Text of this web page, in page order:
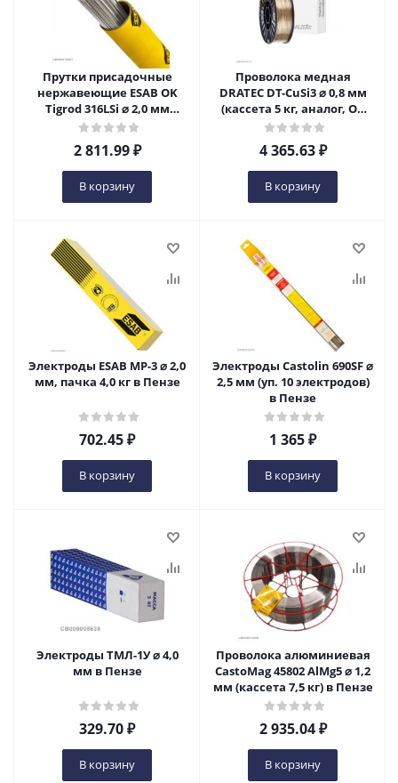
Прутки присадочные
нержавеющие ESAB OK
Tigrod 316LSi ⌀ 2,0 мм
(пачка 5 кг) в Пензе
2 811.99₽
В корзину
Проволока медная
DRATEC DT-CuSi3 ⌀ 0,8 мм
(кассета 5 кг, аналог, OK
Autrod 19.30) в Пензе
4 365.63₽
В корзину
Электроды ESAB МР-3 ⌀ 2,0
мм, пачка 4,0 кг в Пензе
702.45₽
В корзину
Электроды Castolin 690SF ⌀
2,5 мм (уп. 10 электродов)
в Пензе
1 365₽
В корзину
Электроды ТМЛ-1У ⌀ 4,0
мм в Пензе
329.70₽
В корзину
Проволока алюминиевая
CastoMag 45802 AlMg5 ⌀ 1,2
мм (кассета 7,5 кг) в Пензе
2 935.04₽
В корзину